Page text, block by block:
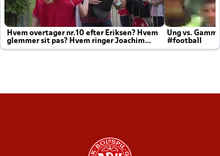
Hvem overtager nr.10 efter Eriksen? Hvem
glemmer sit pas? Hvem ringer Joachim
altid til efter kampe?
Ung vs.
#football